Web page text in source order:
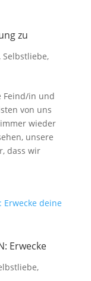
zu
Selbstliebe,
Feind/in und
von uns
wieder
unsere
dass wir
Erwecke
,